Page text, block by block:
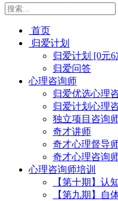
首页
归爱计划
归爱计划 [0元6
归爱问答
心理咨询师
归爱优选心理
归爱计划心理
独立项目咨询
奇才讲师
奇才心理督导
奇才心理咨询
心理咨询师培训
【第十期】认
【第九期】自